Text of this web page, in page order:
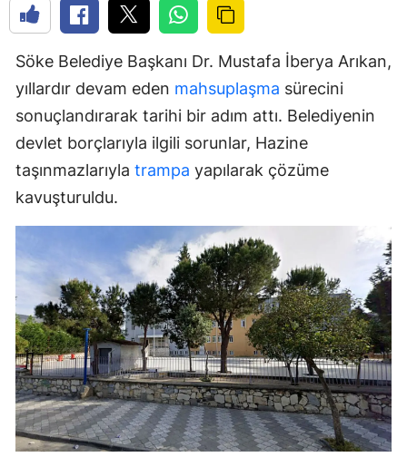
Söke Belediye Başkanı Dr. Mustafa İberya Arıkan,
yıllardır devam eden mahsuplaşma sürecini
sonuçlandırarak tarihi bir adım attı. Belediyenin
devlet borçlarıyla ilgili sorunlar, Hazine
taşınmazlarıyla trampa yapılarak çözüme
kavuşturuldu.